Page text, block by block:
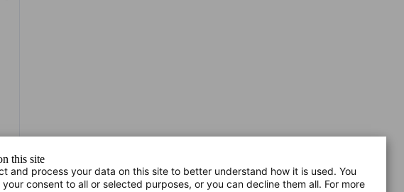
this site
and process your data on this site to better understand how it is used. You
consent to all or selected purposes, or you can decline them all. For more